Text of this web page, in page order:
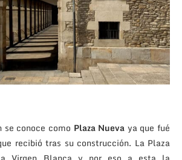
conoce como Plaza Nueva ya que fué
recibió tras su construcción. La Plaza